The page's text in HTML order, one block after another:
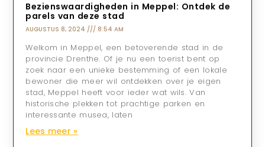
Bezienswaardigheden in Meppel: Ontdek de
parels van deze stad
AUGUSTUS 8, 2024 8:54 AM
Welkom in Meppel, een betoverende stad in de
provincie Drenthe. Of je nu een toerist bent op
zoek naar een unieke bestemming of een lokale
bewoner die meer wil ontdekken over je eigen
stad, Meppel heeft voor ieder wat wils. Van
historische plekken tot prachtige parken en
interessante musea, laten
Lees meer »